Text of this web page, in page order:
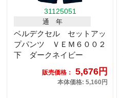
31125051
通 年
ベルデクセル セットアッ
プパンツ ＶＥＭ６００２
下 ダークネイビー
販売価格： 5,676円
本体価格: 5,160円